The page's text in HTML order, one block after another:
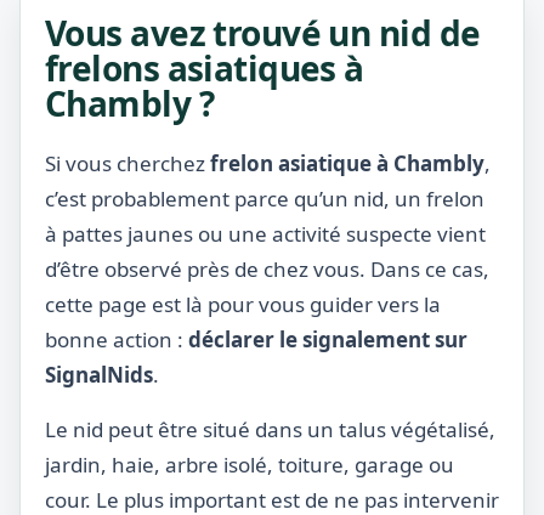
Vous avez trouvé un nid de
frelons asiatiques à
Chambly ?
Si vous cherchezfrelon asiatique à Chambly,
c’est probablement parce qu’un nid, un frelon
à pattes jaunes ou une activité suspecte vient
d’être observé près de chez vous. Dans ce cas,
cette page est là pour vous guider vers la
bonne action : déclarer le signalement sur
SignalNids.
Le nid peut être situé dans un talus végétalisé,
jardin, haie, arbre isolé, toiture, garage ou
cour. Le plus important est de ne pas intervenir